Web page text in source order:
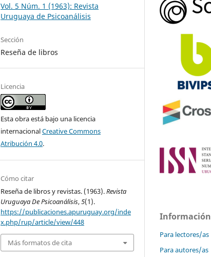
Vol. 5 Núm. 1 (1963): Revista
Uruguaya de Psicoanálisis
Sección
Reseña de libros
Licencia
Esta obra está bajo una licencia
internacionalCreative Commons
Atribución 4.0.
Cómo citar
Reseña de libros y revistas. (1963).Revista
Uruguaya De Psicoanálisis,5(1).
https://publicaciones.apuruguay.org/inde
x.php/rup/article/view/448
Más formatos de cita
Información
Para lectores/as
Para autores/as